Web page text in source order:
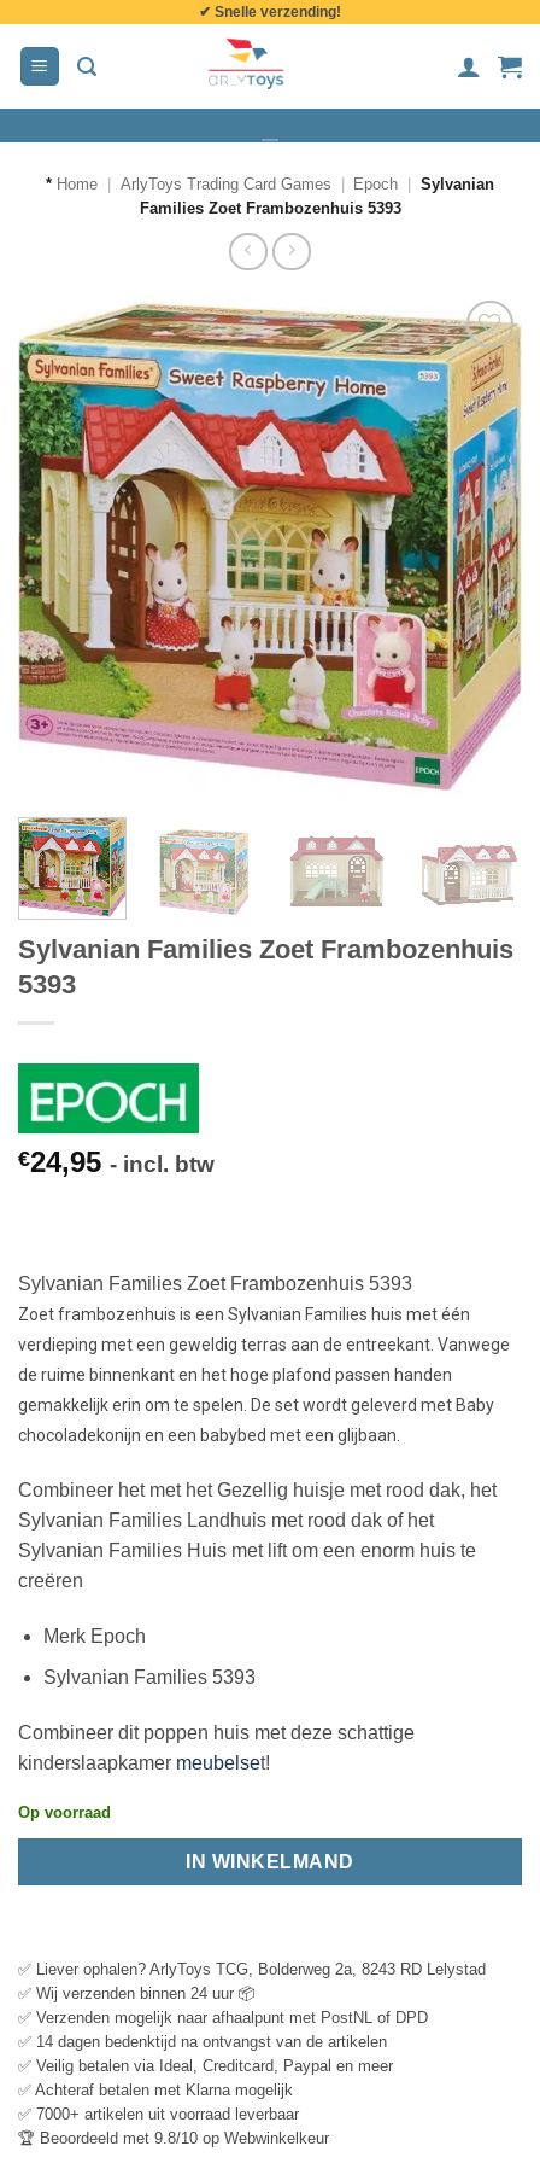
inhoud
✔ Snelle verzending!
* Home ArlyToys Trading Card Games Epoch
Sylvanian
Families Zoet Frambozenhuis 5393
Sylvanian Families Zoet Frambozenhuis
5393
€24,95 - incl. btw
Sylvanian Families Zoet Frambozenhuis 5393
Zoet frambozenhuis is een Sylvanian Families huis met één
verdieping met een geweldig terras aan de entreekant. Vanwege
de ruime binnenkant en het hoge plafond passen handen
gemakkelijk erin om te spelen. De set wordt geleverd met Baby
chocoladekonijn en een babybed met een glijbaan.
Combineer het met het Gezellig huisje met rood dak, het
Sylvanian Families Landhuis met rood dak of het
Sylvanian Families Huis met lift om een enorm huis te
creëren
Merk Epoch
Sylvanian Families 5393
Combineer dit poppen huis met deze schattige
kinderslaapkamer meubelset!
Op voorraad
IN WINKELMAND
✅ Liever ophalen? ArlyToys TCG, Bolderweg 2a, 8243 RD Lelystad
✅ Wij verzenden binnen 24 uur 📦
✅ Verzenden mogelijk naar afhaalpunt met PostNL of DPD
✅ 14 dagen bedenktijd na ontvangst van de artikelen
✅ Veilig betalen via Ideal, Creditcard, Paypal en meer
✅ Achteraf betalen met Klarna mogelijk
✅ 7000+ artikelen uit voorraad leverbaar
🏆 Beoordeeld met 9.8/10 op Webwinkelkeur